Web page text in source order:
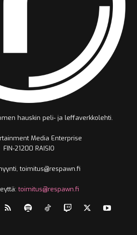
hauskin peli- ja leffaverkkolehti.
Media Enterprise
FIN-21200 RAISIO
toimitus@respawn.fi
toimitus@respawn.fi